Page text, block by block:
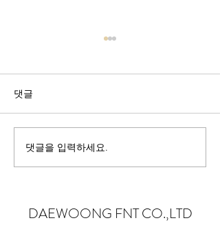
2024 Performancadays in
Munchen
댓글
댓글을 입력하세요.
DAEWOONG FNT CO.,LTD